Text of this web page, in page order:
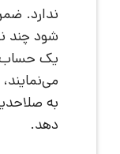
ندارد.
شود چند
یک حساب
به
دهد.